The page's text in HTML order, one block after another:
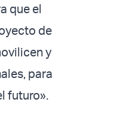
que el
de
y
para
futuro».